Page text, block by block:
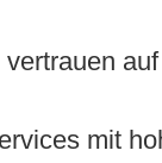
mit